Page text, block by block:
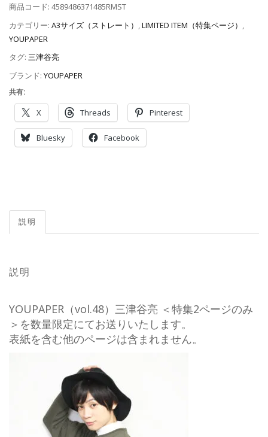
商品コード: 4589486371485RMST
カテゴリー: A3サイズ（ストレート） LIMITED ITEM（特集ページ）
YOUPAPER
タグ: 三津谷亮
ブランド: YOUPAPER
共有:
X Threads Pinterest
Bluesky Facebook
説明
説明
YOUPAPER（vol.48）三津谷亮 ＜特集2ページのみ
＞を数量限定にてお送りいたします。
表紙を含む他のページは含まれません。